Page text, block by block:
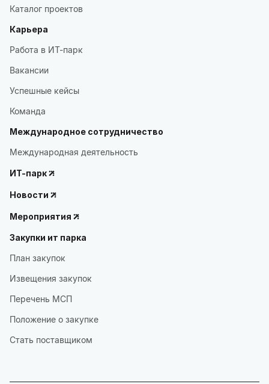
Каталог проектов
Карьера
Работа в ИТ-парк
Вакансии
Успешные кейсы
Команда
Международное сотрудничество
Международная деятельность
ИТ-парк
Новости
Мероприятия
Закупки ит парка
План закупок
Извещения закупок
Перечень МСП
Положение о закупке
Стать поставщиком